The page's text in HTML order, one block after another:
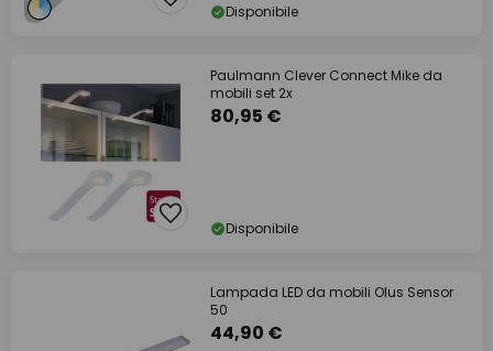
Disponibile
Paulmann Clever Connect Mike da
mobili set 2x
80,95 €
Disponibile
Lampada LED da mobili Olus Sensor
50
44,90 €